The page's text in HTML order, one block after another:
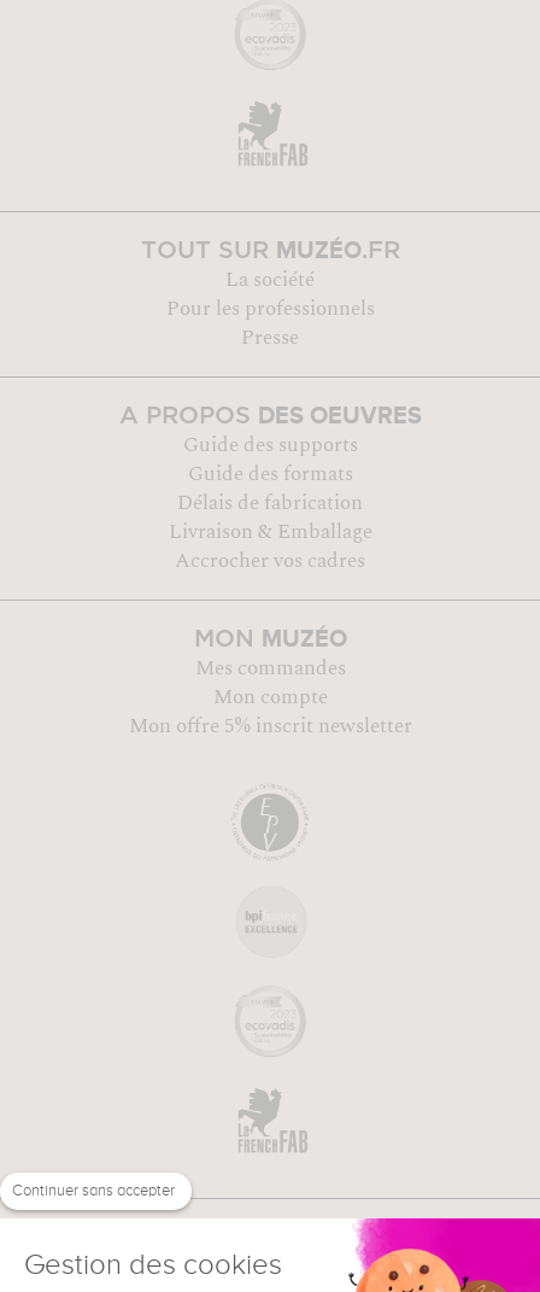
TOUT SUR MUZÉO.FR
La société
Pour les professionnels
Presse
A PROPOS DES OEUVRES
Guide des supports
Guide des formats
Délais de fabrication
Livraison & Emballage
Accrocher vos cadres
MON MUZÉO
Mes commandes
Mon compte
Mon offre 5% inscrit newsletter
Continuer sans accepter
Gestion des cookies